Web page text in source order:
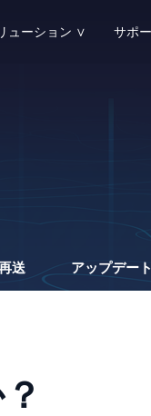
ューション ∨
ットされたドライブからフ
ント復元
されたWord・Excel・PPT
プ復元
サポ
注文、お支
発送
製品のライセ
送 アップデー